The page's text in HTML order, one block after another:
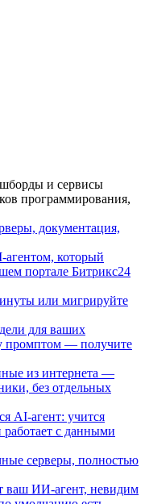
и сервисы
программирования,
документация,
который
портале Битрикс24
или мигрируйте
для ваших
промптом — получите
из интернета —
без отдельных
AI-агент: учится
с данными
серверы, полностью
ваш ИИ-агент, невидим